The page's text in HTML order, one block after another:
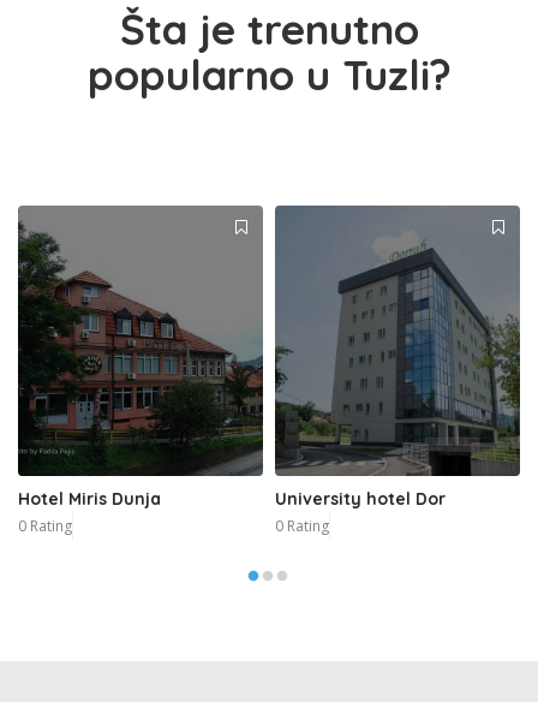
Šta je trenutno
popularno u Tuzli?
Hotel Miris Dunja
0 Rating
University hotel Dor
0 Rating